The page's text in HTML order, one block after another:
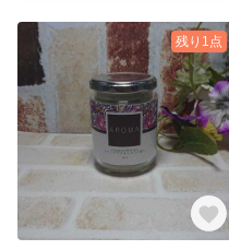
残り1点